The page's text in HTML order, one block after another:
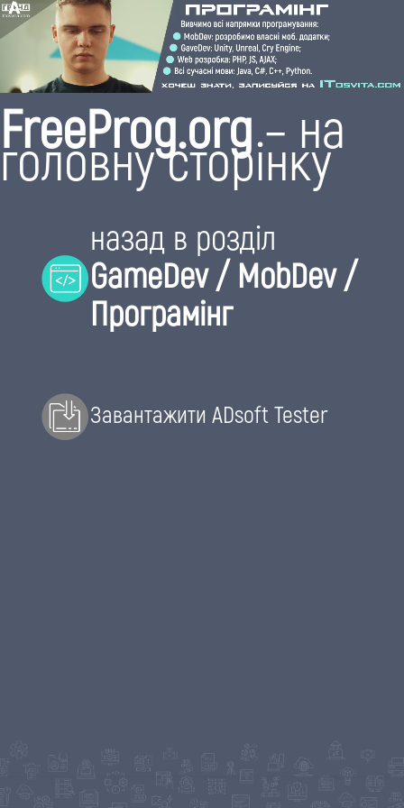
FreeProg.org– на
головну сторінку
назад в розділ
GameDev / MobDev /
Програмінг
Завантажити ADsoft Tester